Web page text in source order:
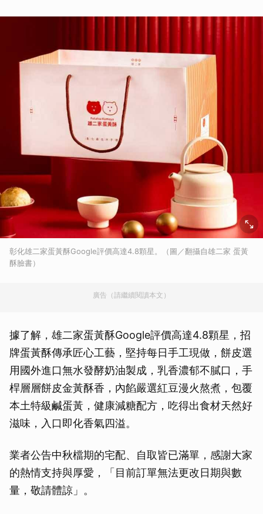
彰化雄二家蛋黃酥Google評價高達4.8顆星。（圖／翻攝自雄二家 蛋黃
酥臉書）
廣告（請繼續閱讀本文）
據了解，雄二家蛋黃酥Google評價高達4.8顆星，招
牌蛋黃酥傳承匠心工藝，堅持每日手工現做，餅皮選
用國外進口無水發酵奶油製成，乳香濃郁不膩口，手
桿層層餅皮金黃酥香，內餡嚴選紅豆漫火熬煮，包覆
本土特級鹹蛋黃，健康減糖配方，吃得出食材天然好
滋味，入口即化香氣四溢。
業者公告中秋檔期的宅配、自取皆已滿單，感謝大家
的熱情支持與厚愛，「目前訂單無法更改日期與數
量，敬請體諒」。